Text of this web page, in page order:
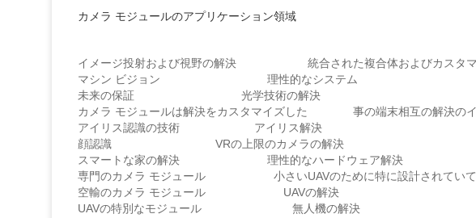
カメラ モジュールのアプリケーション領域
イメージ投射および視野の解決 統合された複合体およびカスタマ
マシン ビジョン 理性的なシステム
未来の保証 光学技術の解決
カメラ モジュールは解決をカスタマイズした 事の端末相互の解決のイ
アイリス認識の技術 アイリス解決
顔認識 VRの上限のカメラの解決
スマートな家の解決 理性的なハードウェア解決
専門のカメラ モジュール 小さいUAVのために特に設計されていて
空輸のカメラ モジュール UAVの解決
UAVの特別なモジュール 無人機の解決